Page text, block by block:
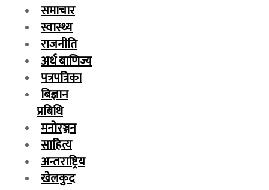
समाचार
स्वास्थ्य
राजनीति
अर्थ बाणिज्य
पत्रपत्रिका
बिज्ञान
प्रबिधि
मनोरञ्जन
साहित्य
अन्तराष्ट्रिय
खेलकुद